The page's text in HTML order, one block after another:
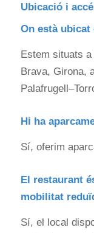
Ubicació i
On està
Estem situats
Brava, Girona,
Hi ha
Sí, oferim
El restaurant
mobilitat
Sí, el local